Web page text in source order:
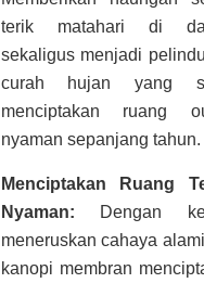
terik matahari di
sekaligus menjadi
curah hujan yang
menciptakan ruang
nyaman sepanjang tahun.
Menciptakan Ruang
Nyaman: Dengan
meneruskan cahaya
kanopi membran